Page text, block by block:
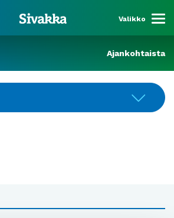
Valikko
Ajankohtaista